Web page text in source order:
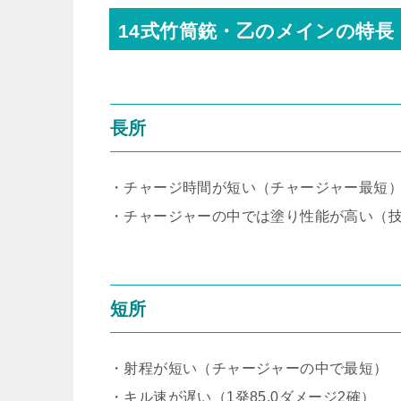
14式竹筒銃・乙のメインの特長
長所
・チャージ時間が短い（チャージャー最短）
・チャージャーの中では塗り性能が高い（
短所
・射程が短い（チャージャーの中で最短）
・キル速が遅い（1発85.0ダメージ2確）